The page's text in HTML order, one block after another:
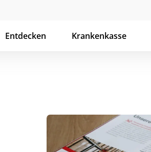
Entdecken Krankenkasse